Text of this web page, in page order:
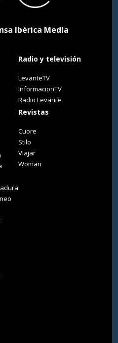
Ibérica Media
Radio y televisión
LevanteTV
InformacionTV
Radio Levante
Revistas
Cuore
Stilo
Viajar
Woman